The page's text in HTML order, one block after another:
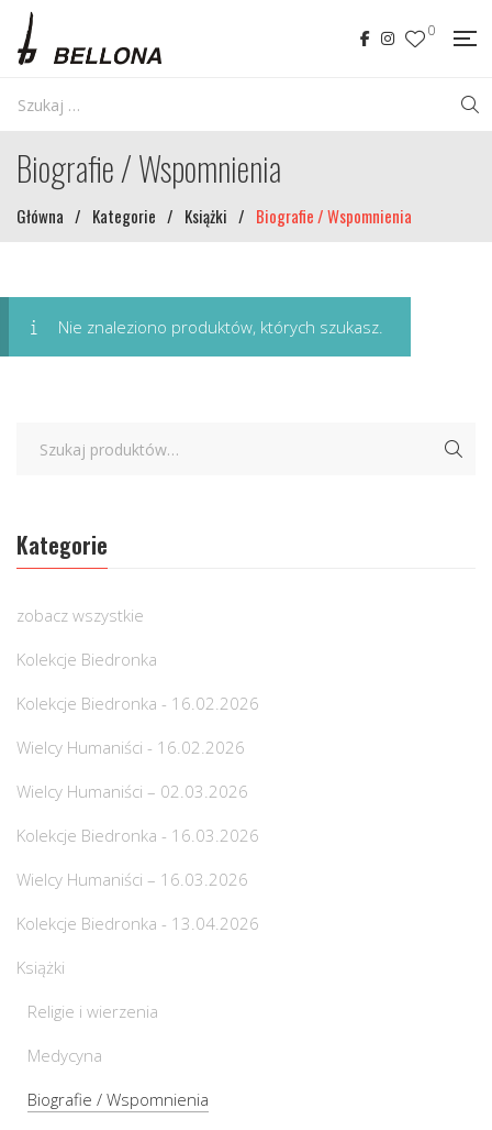
0
Biografie / Wspomnienia
Główna / Kategorie / Książki / Biografie / Wspomnienia
Nie znaleziono produktów, których szukasz.
Kategorie
zobacz wszystkie
Kolekcje Biedronka
Kolekcje Biedronka - 16.02.2026
Wielcy Humaniści - 16.02.2026
Wielcy Humaniści – 02.03.2026
Kolekcje Biedronka - 16.03.2026
Wielcy Humaniści – 16.03.2026
Kolekcje Biedronka - 13.04.2026
Książki
Religie i wierzenia
Medycyna
Biografie / Wspomnienia